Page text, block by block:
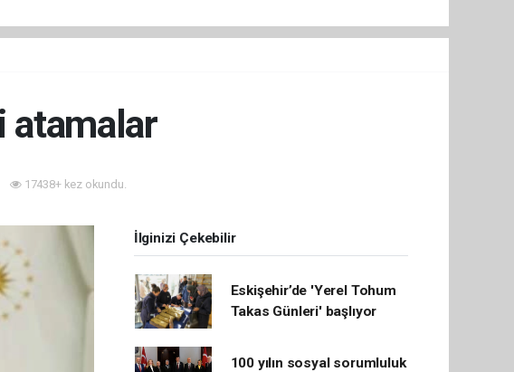
atamalar
17438+ kez okundu.
İlginizi Çekebilir
Eskişehir’de 'Yerel Tohum
Takas Günleri' başlıyor
100 yılın sosyal sorumluluk